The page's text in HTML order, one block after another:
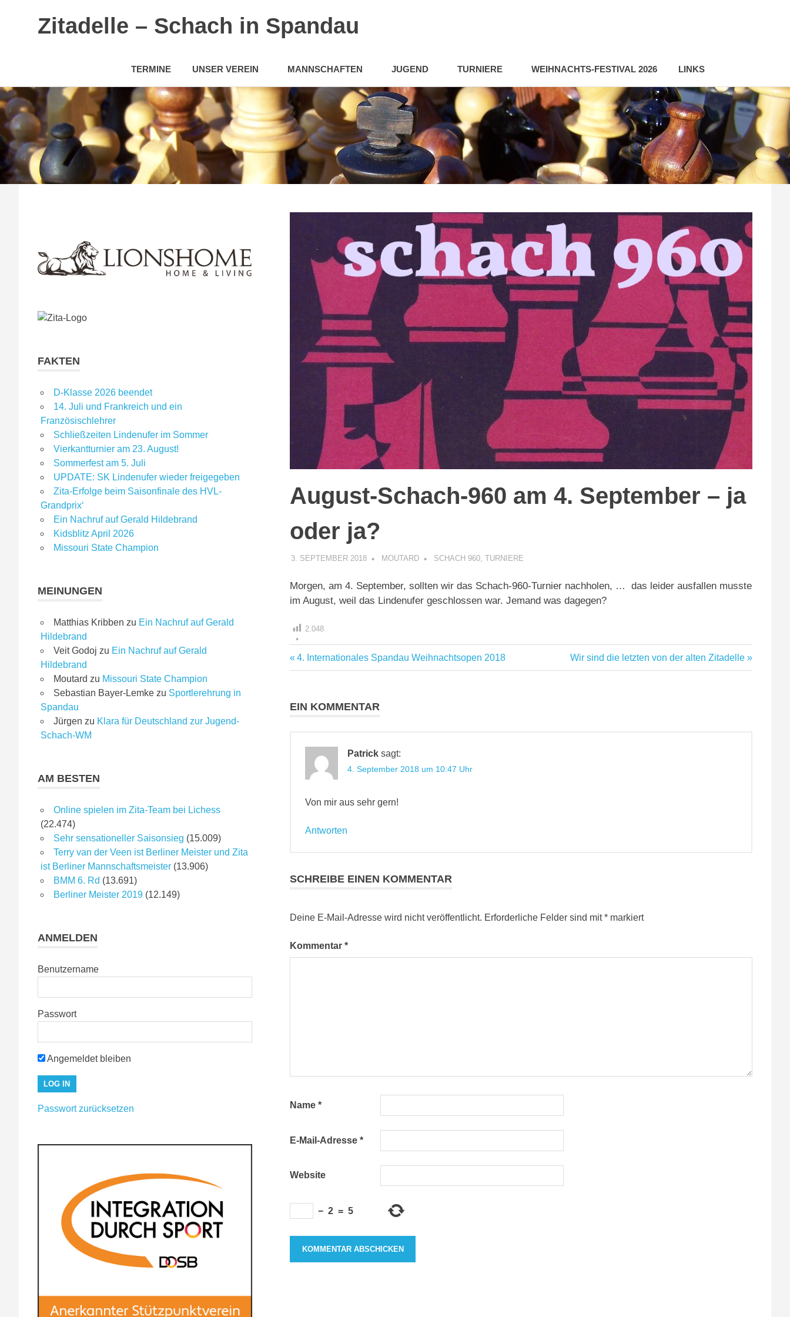
Zum
Inhalt
springen
Zitadelle – Schach in Spandau
TERMINE UNSER VEREIN MANNSCHAFTEN JUGEND TURNIERE WEIHNACHTS-FESTIVAL 2026 LINKS
August-Schach-960 am 4. September – ja
oder ja?
3. SEPTEMBER 2018 MOUTARD SCHACH 960 ,TURNIERE
Morgen, am 4. September, sollten wir das Schach-960-Turnier nachholen, … das leider ausfallen musste
im August, weil das Lindenufer geschlossen war. Jemand was dagegen?
2.048
Beitragsnavigation
Vorheriger
Beitrag:
4. Internationales Spandau Weihnachtsopen 2018
Nächster
Beitrag:
Wir sind die letzten von der alten Zitadelle
EIN KOMMENTAR
Patrick sagt:
4. September 2018 um 10:47 Uhr
Von mir aus sehr gern!
Antworten
SCHREIBE EINEN KOMMENTAR
Deine E-Mail-Adresse wird nicht veröffentlicht. Erforderliche Felder sind mit*markiert
Kommentar *
Name *
E-Mail-Adresse *
Website
− 2 = 5
FAKTEN
D-Klasse 2026 beendet
14. Juli und Frankreich und ein
Französischlehrer
Schließzeiten Lindenufer im Sommer
Vierkantturnier am 23. August!
Sommerfest am 5. Juli
UPDATE: SK Lindenufer wieder freigegeben
Zita-Erfolge beim Saisonfinale des HVL-
Grandprix‘
Ein Nachruf auf Gerald Hildebrand
Kidsblitz April 2026
Missouri State Champion
MEINUNGEN
Matthias Kribben zu Ein Nachruf auf Gerald
Hildebrand
Veit Godoj zu Ein Nachruf auf Gerald
Hildebrand
Moutard zu Missouri State Champion
Sebastian Bayer-Lemkezu Sportlerehrung in
Spandau
Jürgen zu Klara für Deutschland zur Jugend-
Schach-WM
AM BESTEN
Online spielen im Zita-Team bei Lichess
(22.474)
Sehr sensationeller Saisonsieg (15.009)
Terry van der Veen ist Berliner Meister und Zita
ist Berliner Mannschaftsmeister (13.906)
BMM 6. Rd (13.691)
Berliner Meister 2019 (12.149)
ANMELDEN
Benutzername
Passwort
Angemeldet bleiben
Passwort zurücksetzen